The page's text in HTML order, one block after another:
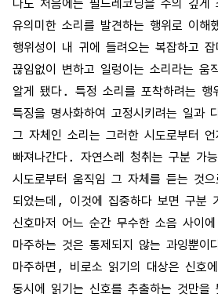
유의미한 소리를 발견하는 행위로 이
행위성이 내 귀에 들려오는 복잡하고
끊임없이 변하고 일렁이는 소리라는 움
알게 됐다. 특정 소리를 포착하려는 행
특징을 명사화하여 고정시키려는 일과
그 자체인 소리는 그러한 시도로부터 언
빠져나간다. 자연스레 청취는 구분 가
시도로부터 움직임 그 자체를 듣는 것
되었는데, 이것에 집중하다 보면 구분
신호마저 어느 순간 무수한 소음 사이
마주하는 것은 통제되지 않는 과잉뿐
마주하면, 비로소 읽기의 대상은 신호
동시에 읽기는 신호를 추출하는 것만을